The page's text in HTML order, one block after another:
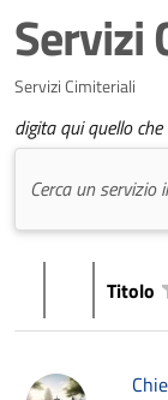
Servizi
Servizi Cimiteriali
digita qui quello
Titolo